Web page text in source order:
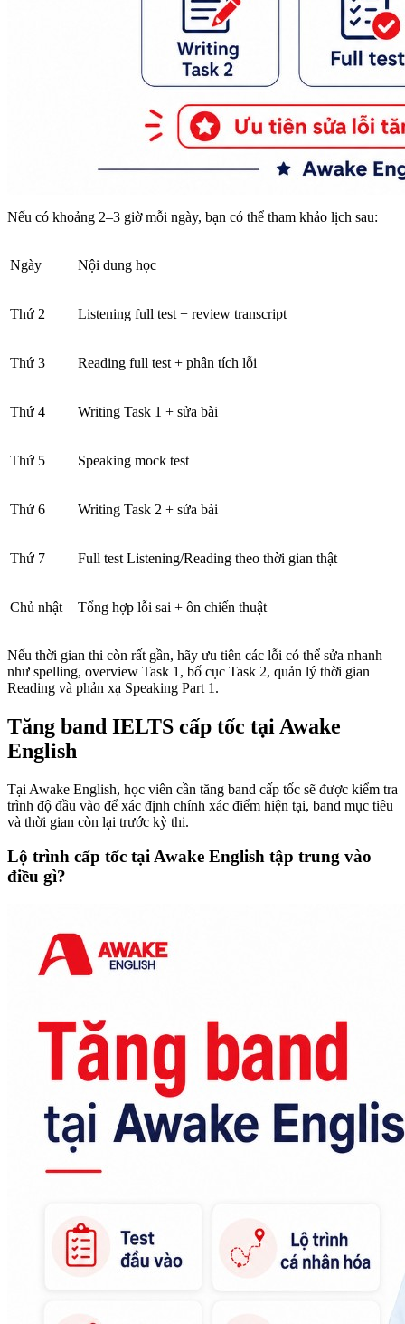
Nếu có khoảng 2–3 giờ mỗi ngày, bạn có thể tham khảo lịch sau:
Ngày Nội dung học
Thứ 2 Listening full test + review transcript
Thứ 3 Reading full test + phân tích lỗi
Thứ 4 Writing Task 1 + sửa bài
Thứ 5 Speaking mock test
Thứ 6 Writing Task 2 + sửa bài
Thứ 7 Full test Listening/Reading theo thời gian thật
Chủ nhật Tổng hợp lỗi sai + ôn chiến thuật
Nếu thời gian thi còn rất gần, hãy ưu tiên các lỗi có thể sửa nhanh
như spelling, overview Task 1, bố cục Task 2, quản lý thời gian
Reading và phản xạ Speaking Part 1.
Tăng band IELTS cấp tốc tại Awake
English
Tại Awake English, học viên cần tăng band cấp tốc sẽ được kiểm tra
trình độ đầu vào để xác định chính xác điểm hiện tại, band mục tiêu
và thời gian còn lại trước kỳ thi.
Lộ trình cấp tốc tại Awake English tập trung vào
điều gì?